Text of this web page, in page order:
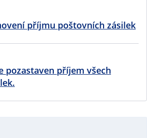
příjmu poštovních zásilek
pozastaven příjem všech